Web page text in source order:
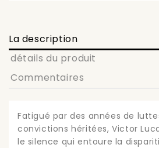
La description
détails du produit
Commentaires
Fatigué par des années de
convictions héritées, Victor
le silence qui entoure la